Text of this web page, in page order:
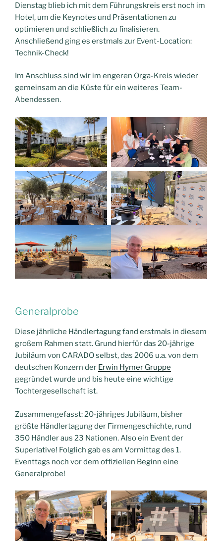
Dienstag blieb ich mit dem Führungskreis erst noch im
Hotel, um die Keynotes und Präsentationen zu
optimieren und schließlich zu finalisieren.
Anschließend ging es erstmals zur Event-Location:
Technik-Check!
Im Anschluss sind wir im engeren Orga-Kreis wieder
gemeinsam an die Küste für ein weiteres Team-
Abendessen.
Generalprobe
Diese jährliche Händlertagung fand erstmals in diesem
großem Rahmen statt. Grund hierfür das 20-jährige
Jubiläum von CARADO selbst, das 2006 u.a. von dem
deutschen Konzern der Erwin Hymer Gruppe
gegründet wurde und bis heute eine wichtige
Tochtergesellschaft ist.
Zusammengefasst: 20-jähriges Jubiläum, bisher
größte Händlertagung der Firmengeschichte, rund
350 Händler aus 23 Nationen. Also ein Event der
Superlative! Folglich gab es am Vormittag des 1.
Eventtags noch vor dem offiziellen Beginn eine
Generalprobe!